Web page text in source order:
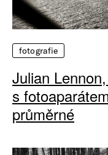
fotografie
Julian
s
průměrné